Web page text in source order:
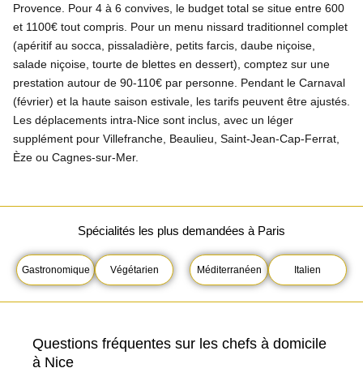
Provence. Pour 4 à 6 convives, le budget total se situe entre 600
et 1100€ tout compris. Pour un menu nissard traditionnel complet
(apéritif au socca, pissaladière, petits farcis, daube niçoise,
salade niçoise, tourte de blettes en dessert), comptez sur une
prestation autour de 90-110€ par personne. Pendant le Carnaval
(février) et la haute saison estivale, les tarifs peuvent être ajustés.
Les déplacements intra-Nice sont inclus, avec un léger
supplément pour Villefranche, Beaulieu, Saint-Jean-Cap-Ferrat,
Èze ou Cagnes-sur-Mer.
Spécialités les plus demandées à Paris
Gastronomique Végétarien Méditerranéen Italien
Questions fréquentes sur les chefs à domicile
à Nice